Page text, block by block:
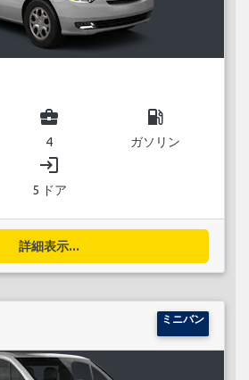
business_center
4
local_gas_station
ガソリン
login
5 ドア
詳細表示...
ミニバン